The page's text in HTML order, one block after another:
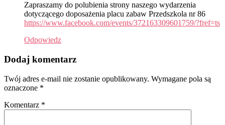
Zapraszamy do polubienia strony naszego wydarzenia
dotyczącego doposażenia placu zabaw Przedszkola nr 86
https://www.facebook.com/events/372163309601759/?fref=ts
Odpowiedz
Dodaj komentarz
Twój adres e-mail nie zostanie opublikowany. Wymagane pola są
oznaczone *
Komentarz *